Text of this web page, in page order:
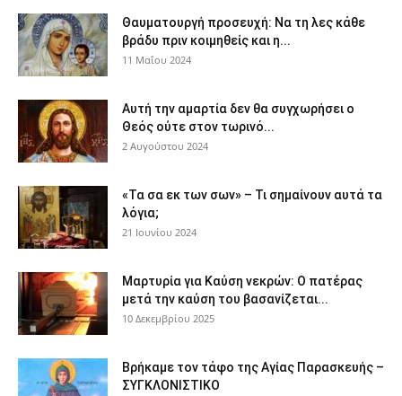
Θαυματουργή προσευχή: Να τη λες κάθε
βράδυ πριν κοιμηθείς και η...
11 Μαΐου 2024
Αυτή την αμαρτία δεν θα συγχωρήσει ο
Θεός ούτε στον τωρινό...
2 Αυγούστου 2024
«Τα σα εκ των σων» – Τι σημαίνουν αυτά τα
λόγια;
21 Ιουνίου 2024
Μαρτυρία για Καύση νεκρών: Ο πατέρας
μετά την καύση του βασανίζεται...
10 Δεκεμβρίου 2025
Βρήκαμε τον τάφο της Αγίας Παρασκευής –
ΣΥΓΚΛΟΝΙΣΤΙΚΟ